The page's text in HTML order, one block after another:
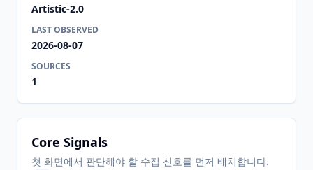
Artistic-2.0
LAST OBSERVED
2026-08-07
SOURCES
1
Core Signals
첫 화면에서 판단해야 할 수집 신호를 먼저 배치합니다.